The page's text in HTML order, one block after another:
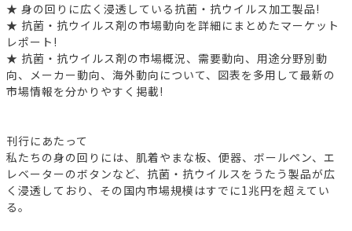
★ 身の回りに広く浸透している抗菌・抗ウイルス加工製品!
★ 抗菌・抗ウイルス剤の市場動向を詳細にまとめたマーケット
レポート!
★ 抗菌・抗ウイルス剤の市場概況、需要動向、用途分野別動
向、メーカー動向、海外動向について、図表を多用して最新の
市場情報を分かりやすく掲載!
刊行にあたって
私たちの身の回りには、肌着やまな板、便器、ボールペン、エ
レベーターのボタンなど、抗菌・抗ウイルスをうたう製品が広
く浸透しており、その国内市場規模はすでに1兆円を超えてい
る。